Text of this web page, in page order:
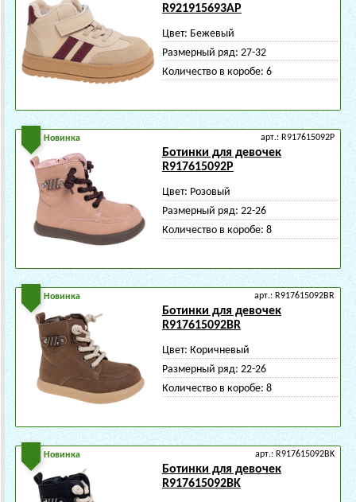
R921915693AP
Цвет: Бежевый
Размерный ряд: 27-32
Количество в коробе: 6
Новинка арт.: R917615092P
Ботинки для девочек
R917615092P
Цвет: Розовый
Размерный ряд: 22-26
Количество в коробе: 8
Новинка арт.: R917615092BR
Ботинки для девочек
R917615092BR
Цвет: Коричневый
Размерный ряд: 22-26
Количество в коробе: 8
Новинка арт.: R917615092BK
Ботинки для девочек
R917615092BK